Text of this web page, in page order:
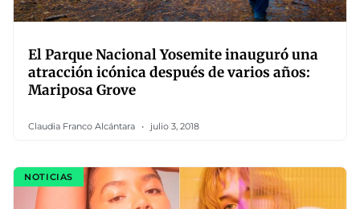
El Parque Nacional Yosemite inauguró una
atracción icónica después de varios años:
Mariposa Grove
Claudia Franco Alcántara julio 3, 2018
NOTICIAS